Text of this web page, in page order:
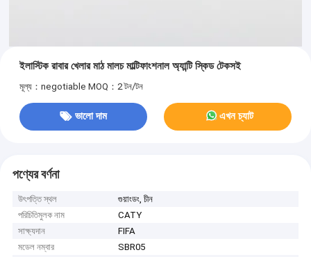
ইলাস্টিক রাবার খেলার মাঠ মালচ মাল্টিফাংশনাল অ্যান্টি স্কিড টেকসই
মূল্য：negotiable MOQ：2 টন/টন
ভালো দাম এখন চ্যাট
পণ্যের বর্ণনা
উৎপত্তি স্থল
গুয়াংডং, চীন
পরিচিতিমুলক নাম
CATY
সাক্ষ্যদান
FIFA
মডেল নম্বার
SBR05